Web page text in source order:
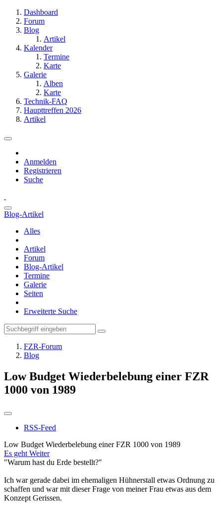
Dashboard
Forum
Blog
Artikel
Kalender
Termine
Karte
Galerie
Alben
Karte
Technik-FAQ
Haupttreffen 2026
Artikel
Anmelden
Registrieren
Suche
Blog-Artikel
Alles
Artikel
Forum
Blog-Artikel
Termine
Galerie
Seiten
Erweiterte Suche
FZR-Forum
Blog
Low Budget Wiederbelebung einer FZR
1000 von 1989
RSS-Feed
Low Budget Wiederbelebung einer FZR 1000 von 1989
Es geht Weiter
"Warum hast du Erde bestellt?"
Ich war gerade dabei im ehemaligen Hühnerstall etwas Ordnung zu
schaffen und war mit dieser Frage von meiner Frau etwas aus dem
Konzept Gerissen.